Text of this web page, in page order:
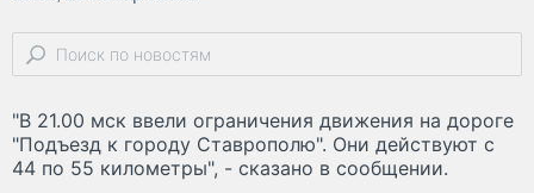
"В 21.00 мск ввели ограничения движения на дороге
"Подъезд к городу Ставрополю". Они действуют с
44 по 55 километры", - сказано в сообщении.